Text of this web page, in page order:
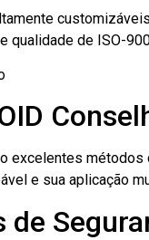
qualidade de ISO-
excelentes
e sua aplicação
de